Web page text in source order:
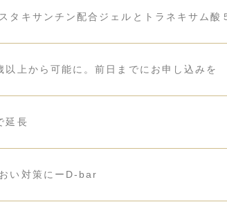
タキサンチン配合ジェルとトラネキサム酸
上から可能に。前日までにお申し込みを
延長
い対策にーD-bar